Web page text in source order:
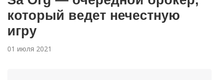
который ведет нечестную
игру
01 июля 2021